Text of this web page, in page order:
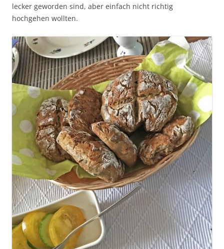
lecker geworden sind, aber einfach nicht richtig
hochgehen wollten.